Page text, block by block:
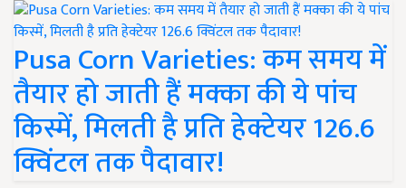
Pusa Corn Varieties: कम समय में
तैयार हो जाती हैं मक्का की ये पांच
किस्में, मिलती है प्रति हेक्टेयर 126.6
क्विंटल तक पैदावार!